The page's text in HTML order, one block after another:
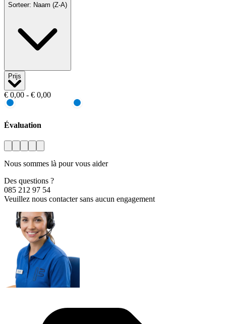
Sorteer: Naam (Z-A)
Prijs
€ 0,00 - € 0,00
Évaluation
Nous sommes là pour vous aider
Des questions ?
085 212 97 54
Veuillez nous contacter sans aucun engagement